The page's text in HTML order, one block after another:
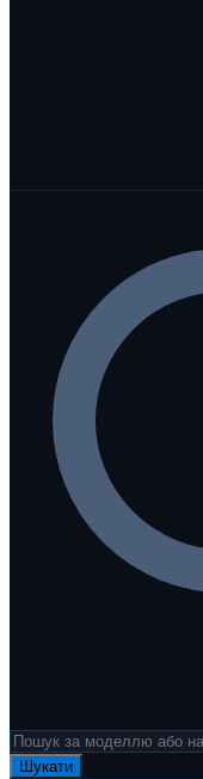
Шукати